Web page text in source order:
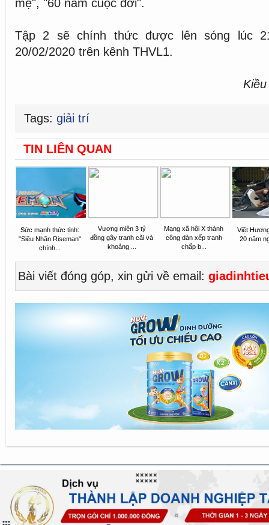
mẹ", "60 năm cuộc đời".
Tập 2 sẽ chính thức được lên sóng lúc
20/02/2020 trên kênh THVL1.
Tags: giải trí
TIN LIÊN QUAN
Sức mạnh thức tỉnh:
"Siêu Nhân Riseman"
chính...
Vương miện 3 tỷ
đồng gây tranh cãi và
khoảng ...
Mạng xã hội X thành
công dàn xếp tranh
chấp b...
Việt
20 năm
Bài viết đóng góp, xin gửi về email: